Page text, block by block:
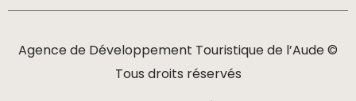
Agence de Développement Touristique de l’Aude ©
Tous droits réservés